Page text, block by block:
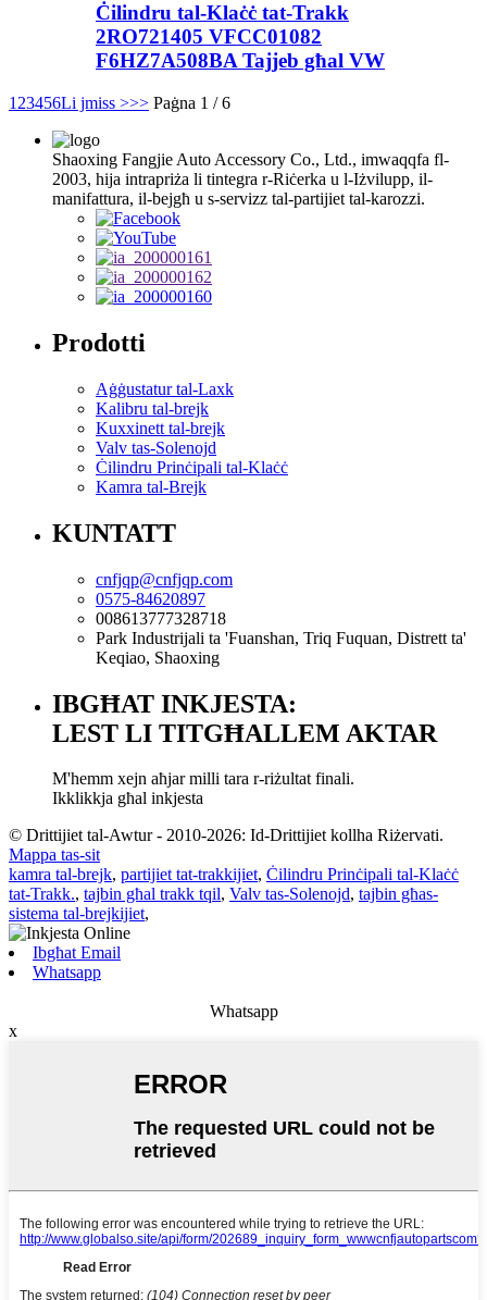
Ċilindru tal-Klaċċ tat-Trakk
2RO721405 VFCC01082
F6HZ7A508BA Tajjeb għal VW
1 23456Li jmiss >>> Paġna 1 / 6
Shaoxing Fangjie Auto Accessory Co., Ltd., imwaqqfa fl-
2003, hija intrapriża li tintegra r-Riċerka u l-Iżvilupp, il-
manifattura, il-bejgħ u s-servizz tal-partijiet tal-karozzi.
Prodotti
Aġġustatur tal-Laxk
Kalibru tal-brejk
Kuxxinett tal-brejk
Valv tas-Solenojd
Ċilindru Prinċipali tal-Klaċċ
Kamra tal-Brejk
KUNTATT
cnfjqp@cnfjqp.com
0575-84620897
008613777328718
Park Industrijali ta 'Fuanshan, Triq Fuquan, Distrett ta'
Keqiao, Shaoxing
IBGĦAT INKJESTA:
LEST LI TITGĦALLEM AKTAR
M'hemm xejn aħjar milli tara r-riżultat finali.
Ikklikkja għal inkjesta
© Drittijiet tal-Awtur - 2010-2026: Id-Drittijiet kollha Riżervati.
Mappa tas-sit
kamra tal-brejk, partijiet tat-trakkijiet, Ċilindru Prinċipali tal-Klaċċ
tat-Trakk., tajbin għal trakk tqil, Valv tas-Solenojd, tajbin għas-
sistema tal-brejkijiet,
Ibgħat Email
Whatsapp
Whatsapp
x